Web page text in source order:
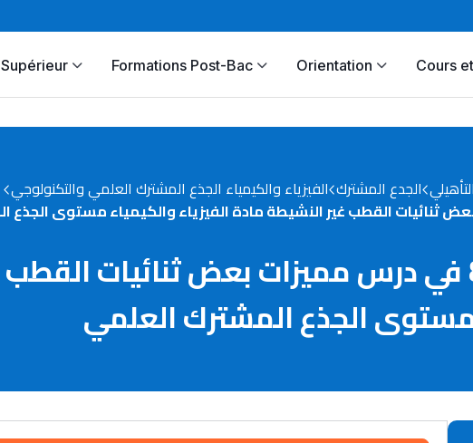
Formations Post-Bac Orientation Cours
الجدع المشترك الفيزياء والكيمياء الجذع المشترك العلمي والتكنولوجي
تصحيح تمرين رقم 8 في درس مميزات بعض ثنائيات
مستوى الجذع المشترك العلمي